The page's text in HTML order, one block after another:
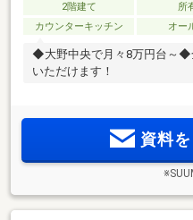
2階建て 所
カウンターキッチン
オー
◆大野中央で月々8万円台～◆
いただけます！
資料